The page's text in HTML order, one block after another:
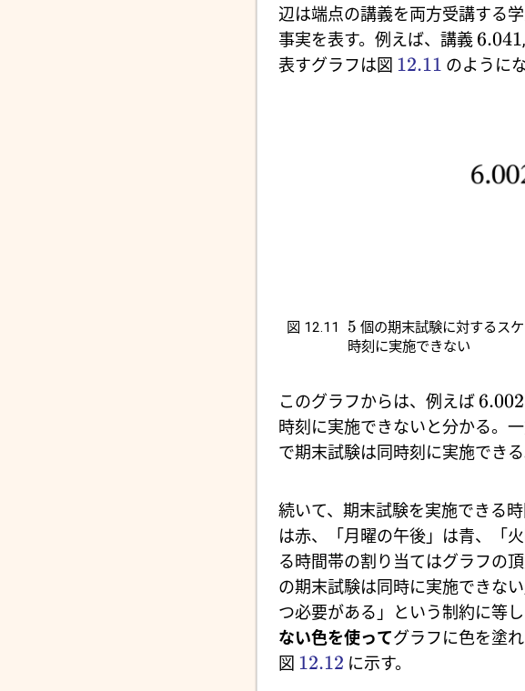
辺は端点の講義を両方受講する
事実を表す。例えば、講義 6.041,
表すグラフは図 12.11 のように
図 12.11 5 個の期末試験に対するス
時刻に実施できない
このグラフからは、例えば 6.002
時刻に実施できないと分かる。一
で期末試験は同時刻に実施できる
続いて、期末試験を実施できる
は赤、「月曜の午後」は青、「
る時間帯の割り当てはグラフの
の期末試験は同時に実施できな
つ必要がある」という制約に等
ない色を使ってグラフに色を塗れ
図 12.12 に示す。